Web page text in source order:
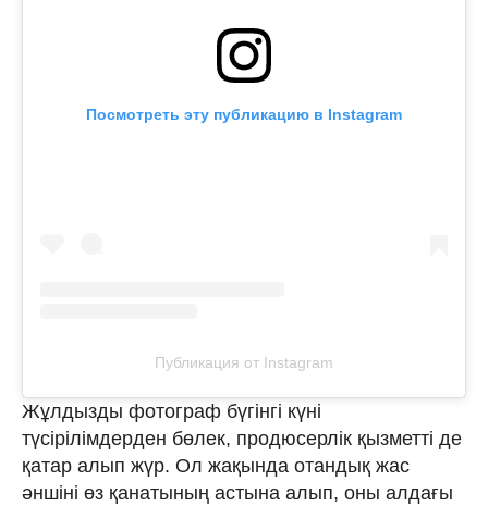
Посмотреть эту публикацию в Instagram
Публикация от Instagram
Жұлдызды фотограф бүгінгі күні
түсірілімдерден бөлек, продюсерлік қызметті де
қатар алып жүр. Ол жақында отандық жас
әншіні өз қанатының астына алып, оны алдағы